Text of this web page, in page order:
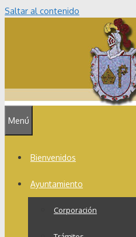
Saltar al contenido
Menú
Bienvenidos
Ayuntamiento
Corporación